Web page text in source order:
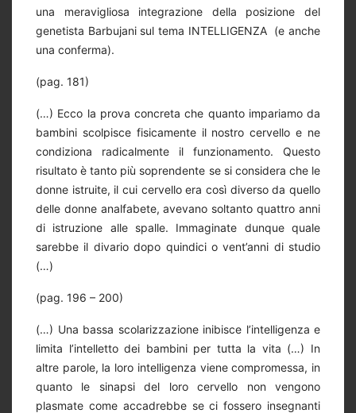
una meravigliosa integrazione della posizione del
genetista Barbujani sul tema INTELLIGENZA (e anche
una conferma).
(pag. 181)
(…) Ecco la prova concreta che quanto impariamo da
bambini scolpisce fisicamente il nostro cervello e ne
condiziona radicalmente il funzionamento. Questo
risultato è tanto più soprendente se si considera che le
donne istruite, il cui cervello era così diverso da quello
delle donne analfabete, avevano soltanto quattro anni
di istruzione alle spalle. Immaginate dunque quale
sarebbe il divario dopo quindici o vent’anni di studio
(…)
(pag. 196 – 200)
(…) Una bassa scolarizzazione inibisce l’intelligenza e
limita l’intelletto dei bambini per tutta la vita (…) In
altre parole, la loro intelligenza viene compromessa, in
quanto le sinapsi del loro cervello non vengono
plasmate come accadrebbe se ci fossero insegnanti